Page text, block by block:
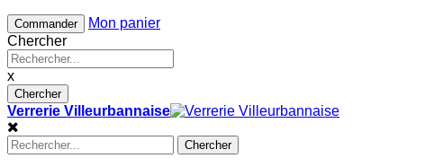
Commander
Mon panier
Chercher
x
Chercher
Verrerie Villeurbannaise
Chercher